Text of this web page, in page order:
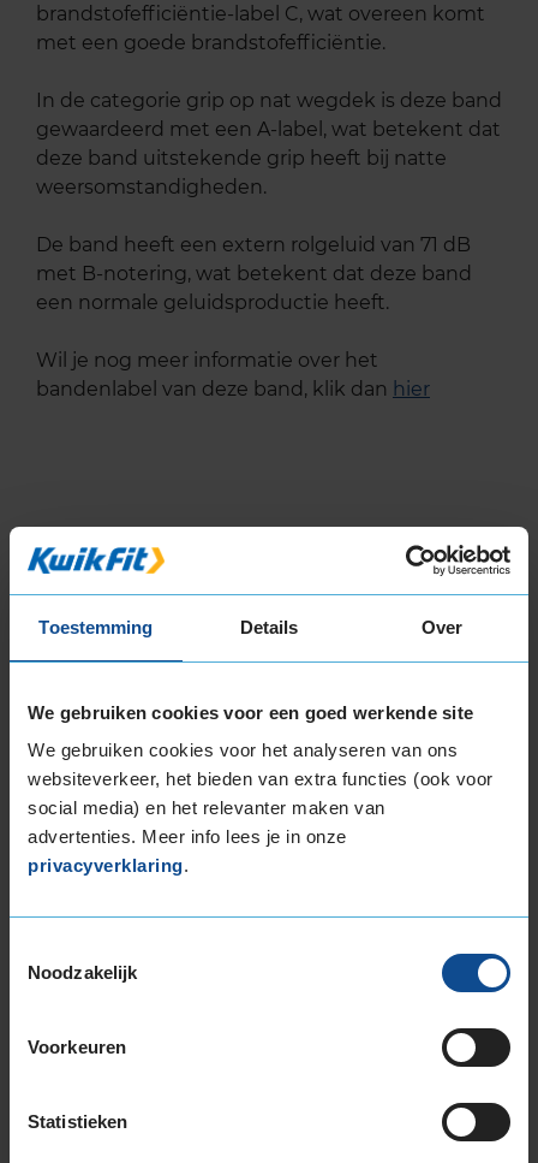
Toestemming Details Over
We gebruiken cookies voor een goed werkende site
We gebruiken cookies voor het analyseren van ons
websiteverkeer, het bieden van extra functies (ook voor
social media) en het relevanter maken van
advertenties. Meer info lees je in onze
privacyverklaring.
Noodzakelijk
Voorkeuren
Statistieken
brandstofefficiëntie-label C, wat overeen komt
met een goede brandstofefficiëntie.
In de categorie grip op nat wegdek is deze band
gewaardeerd met een A-label, wat betekent dat
deze band uitstekende grip heeft bij natte
weersomstandigheden.
De band heeft een extern rolgeluid van 71 dB
met B-notering, wat betekent dat deze band
een normale geluidsproductie heeft.
Wil je nog meer informatie over het
bandenlabel van deze band, klik dan hier
Klantbeoordelingen
10,0 Algemeen
Band
215/40R17 87V EXTRALOAD
11 oktober 2024
Type rijderNormaal
Auto VW Polo 1.2 TSi BlueMotion HB 4-cil. B 90pk
Kilometer per jaar
10.000 tot 25.000 km
9,0